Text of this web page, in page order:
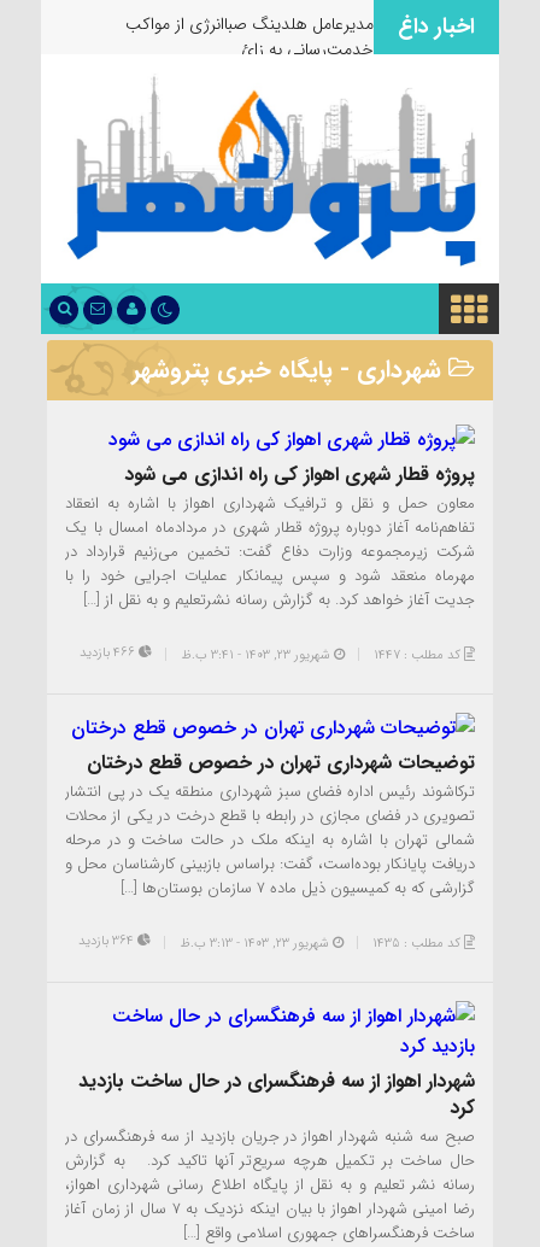
اخبار داغ
مدیرعامل هلدینگ صباانرژی از مواکب
خدمت‌رسانی به زائران و عزاد
شهرداری - پایگاه خبری پتروشهر
پروژه قطار شهری اهواز کی راه اندازی می‌ شود
معاون حمل و نقل و ترافیک شهرداری اهواز با اشاره به انعقاد
تفاهم‌نامه آغاز دوباره پروژه قطار شهری در مردادماه امسال با یک
شرکت زیرمجموعه وزارت دفاع گفت: تخمین می‌زنیم قرارداد در
مهرماه منعقد شود و سپس پیمانکار عملیات اجرایی خود را با
جدیت آغاز خواهد کرد. به گزارش رسانه نشرتعلیم و به نقل از […]
کد مطلب : 1447 شهریور ۲۳, ۱۴۰۳ - 3:41 ب.ظ
توضیحات شهرداری تهران در خصوص قطع درختان
ترکاشوند رئیس اداره فضای سبز شهرداری منطقه یک در پی انتشار
تصویری در فضای مجازی در رابطه با قطع درخت در یکی از محلات
شمالی تهران با اشاره به اینکه ملک در حالت ساخت و در مرحله
دریافت پایانکار بوده‌است، گفت: براساس بازبینی کارشناسان محل و
گزارشی که به کمیسیون ذیل ماده ۷ سازمان بوستان‌ها […]
کد مطلب : 1435 شهریور ۲۳, ۱۴۰۳ - 3:13 ب.ظ
شهردار اهواز از سه فرهنگسرای در حال ساخت بازدید
کرد
صبح سه شنبه شهردار اهواز در جریان بازدید از سه فرهنگسرای در
حال ساخت بر تکمیل هرچه سریع‌تر آنها تاکید کرد. به گزارش
رسانه نشر تعلیم و به نقل از پایگاه اطلاع رسانی شهرداری اهواز،
رضا امینی شهردار اهواز با بیان اینکه نزدیک به ۷ سال از زمان آغاز
ساخت فرهنگسراهای جمهوری اسلامی واقع […]